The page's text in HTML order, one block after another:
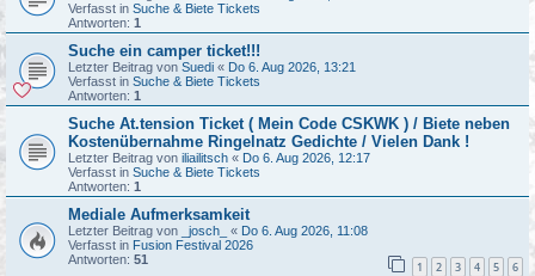
Verfasst in Suche & Biete Tickets
Antworten: 1
Suche ein camper ticket!!!
Letzter Beitrag von Suedi « Do 6. Aug 2026, 13:21
Verfasst in Suche & Biete Tickets
Antworten: 1
Suche At.tension Ticket ( Mein Code CSKWK ) / Biete neben
Kostenübernahme Ringelnatz Gedichte / Vielen Dank !
Letzter Beitrag von iliailitsch « Do 6. Aug 2026, 12:17
Verfasst in Suche & Biete Tickets
Antworten: 1
Mediale Aufmerksamkeit
Letzter Beitrag von _josch_ « Do 6. Aug 2026, 11:08
Verfasst in Fusion Festival 2026
Antworten: 51 1 2 3 4 5 6